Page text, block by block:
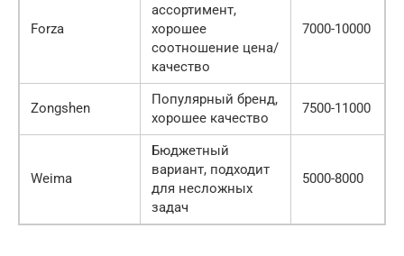
Forza
ассортимент,
хорошее
соотношение цена/
качество
7000-10000
Zongshen
Популярный бренд,
хорошее качество
7500-11000
Weima
Бюджетный
вариант, подходит
для несложных
задач
5000-8000